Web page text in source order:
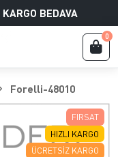
KARGO BEDAVA
0
Forelli-48010
FIRSAT
HIZLI KARGO
ÜCRETSIZ KARGO